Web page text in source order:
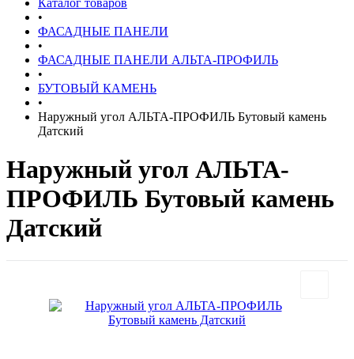
Каталог товаров
•
ФАСАДНЫЕ ПАНЕЛИ
•
ФАСАДНЫЕ ПАНЕЛИ АЛЬТА-ПРОФИЛЬ
•
БУТОВЫЙ КАМЕНЬ
•
Наружный угол АЛЬТА-ПРОФИЛЬ Бутовый камень
Датский
Наружный угол АЛЬТА-
ПРОФИЛЬ Бутовый камень
Датский